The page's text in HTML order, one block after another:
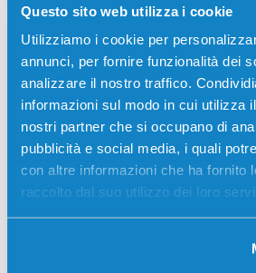
Questo sito web utilizza i cookie
Utilizziamo i cookie per
annunci, per fornire funzionalità dei
analizzare il nostro traffico.
informazioni sul modo in cui utilizza
nostri partner che si occupano di
pubblicità e social media, i quali
con altre informazioni che ha fornito
raccolto dal suo utilizzo dei loro
-5%
Toner Lexmark 24B7184